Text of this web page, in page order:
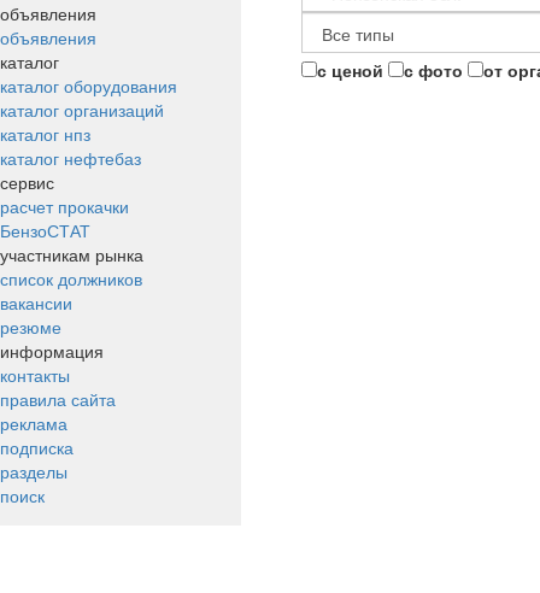
объявления
объявления
каталог
каталог оборудования
каталог организаций
каталог нпз
каталог нефтебаз
сервис
расчет прокачки
БензоСТАТ
участникам рынка
список должников
вакансии
резюме
информация
контакты
правила сайта
реклама
подписка
разделы
поиск
с ценой с фото от